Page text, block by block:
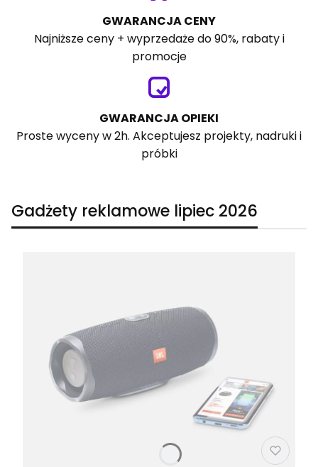
GWARANCJA CENY
Najniższe ceny + wyprzedaże do 90%, rabaty i
promocje
GWARANCJA OPIEKI
Proste wyceny w 2h. Akceptujesz projekty, nadruki i
próbki
Gadżety reklamowe lipiec 2026